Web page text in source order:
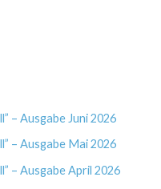
– Ausgabe Juni 2026
– Ausgabe Mai 2026
– Ausgabe April 2026